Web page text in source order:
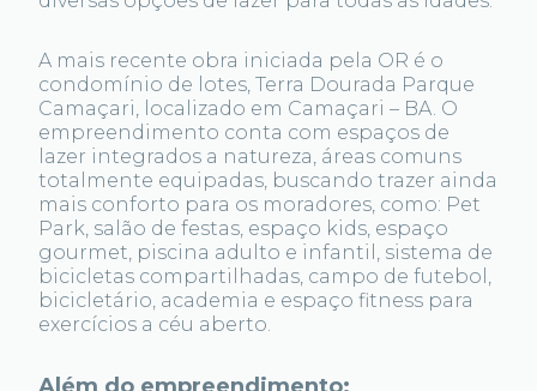
A mais recente obra iniciada pela OR é o
condomínio de lotes, Terra Dourada Parque
Camaçari, localizado em Camaçari – BA. O
empreendimento conta com espaços de
lazer integrados a natureza, áreas comuns
totalmente equipadas, buscando trazer ainda
mais conforto para os moradores, como: Pet
Park, salão de festas, espaço kids, espaço
gourmet, piscina adulto e infantil, sistema de
bicicletas compartilhadas, campo de futebol,
bicicletário, academia e espaço fitness para
exercícios a céu aberto.